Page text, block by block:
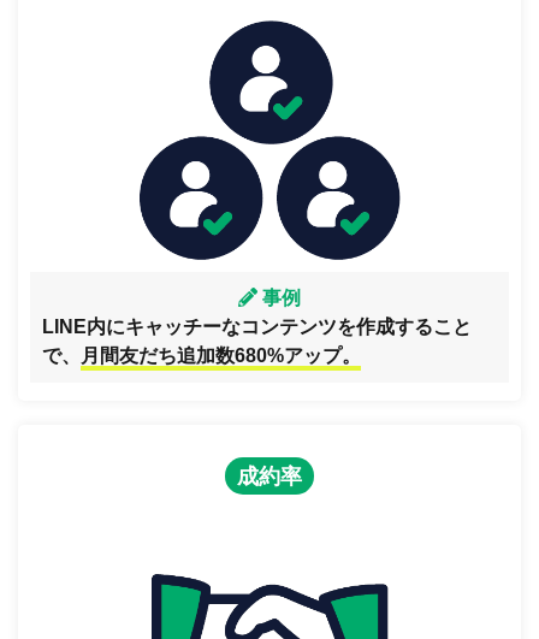
事例
LINE内にキャッチーなコンテンツを作成すること
で、
月間友だち追加数680%アップ。
成約率